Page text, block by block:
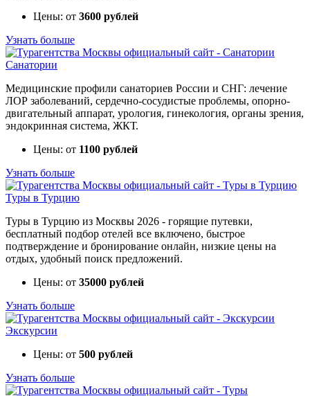
Цены: от 3600 рублей
Узнать больше
Санатории
Медицинские профили санаториев России и СНГ: лечение
ЛОР заболеваний, сердечно-сосудистые проблемы, опорно-
двигательный аппарат, урология, гинекология, органы зрения,
эндокринная система, ЖКТ.
Цены: от 1100 рублей
Узнать больше
Туры в Турцию
Туры в Турцию из Москвы 2026 - горящие путевки,
бесплатный подбор отелей все включено, быстрое
подтверждение и бронирование онлайн, низкие цены на
отдых, удобный поиск предложений.
Цены: от 35000 рублей
Узнать больше
Экскурсии
Цены: от 500 рублей
Узнать больше